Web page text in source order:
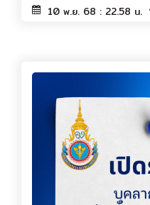
10 พ.ย. 68 : 22.58 น.